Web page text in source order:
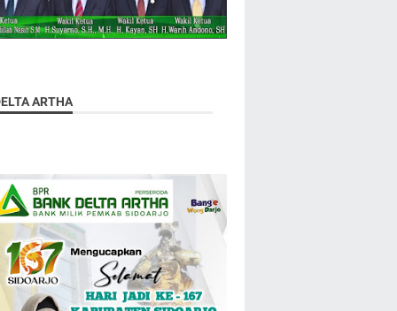
ARTHA